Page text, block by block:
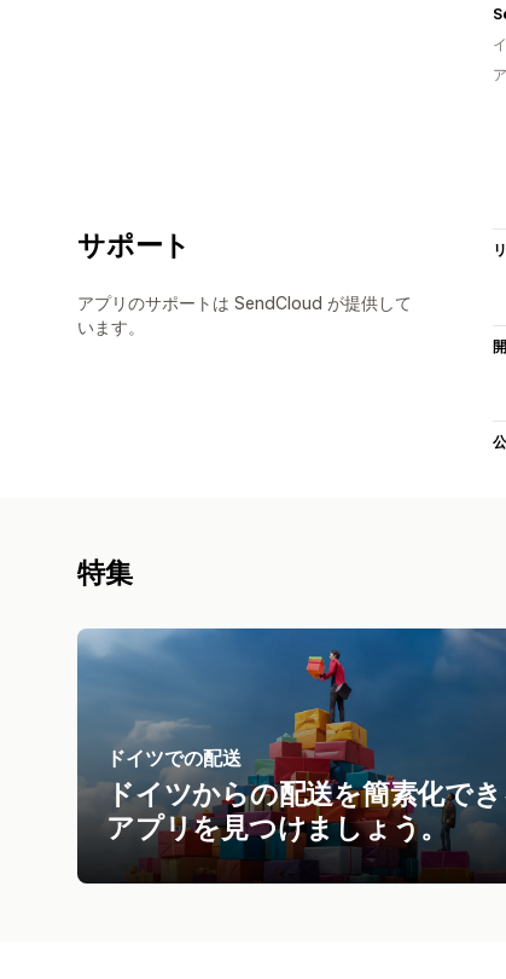
サポート
アプリのサポートは SendCloud が提供して
います。
特集
ドイツでの配送
ドイツからの配送を簡素化でき
アプリを見つけましょう。